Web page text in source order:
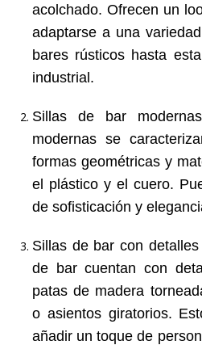
acolchado. Ofrecen un
adaptarse a una
bares rústicos hasta
industrial.
Sillas de bar modernas
modernas se
formas geométricas y
el plástico y el cuero.
de sofisticación y
Sillas de bar con
de bar cuentan con
patas de madera
o asientos giratorios.
añadir un toque de